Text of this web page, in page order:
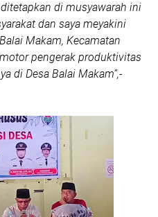
di musyawarah ini
dan saya meyakini
Makam, Kecamatan
pengerak produktivitas
di Desa Balai Makam”,-